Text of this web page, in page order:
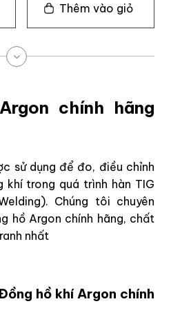
Thêm vào giỏ
chính hãng
sử dụng để đo, điều chỉnh
khí trong quá trình hàn TIG
Chúng tôi chuyên
hồ Argon chính hãng, chất
nhất
hồ khí Argon chính